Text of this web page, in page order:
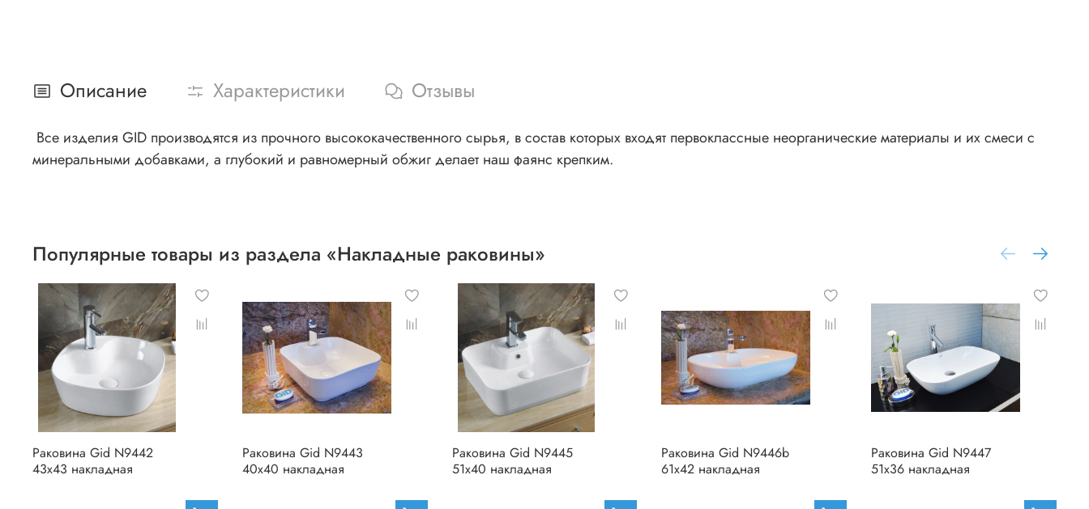
Описание Характеристики Отзывы
Все изделия GID производятся из прочного высококачественного сырья, в состав которых входят первоклассные неорганические материалы и их смеси с
минеральными добавками, а глубокий и равномерный обжиг делает наш фаянс крепким.
Популярные товары из раздела «Накладные раковины»
Раковина Gid N9442
43x43 накладная
Раковина Gid N9443
40x40 накладная
Раковина Gid N9445
51x40 накладная
Раковина Gid N9446b
61x42 накладная
Раковина Gid N9447
51x36 накладная